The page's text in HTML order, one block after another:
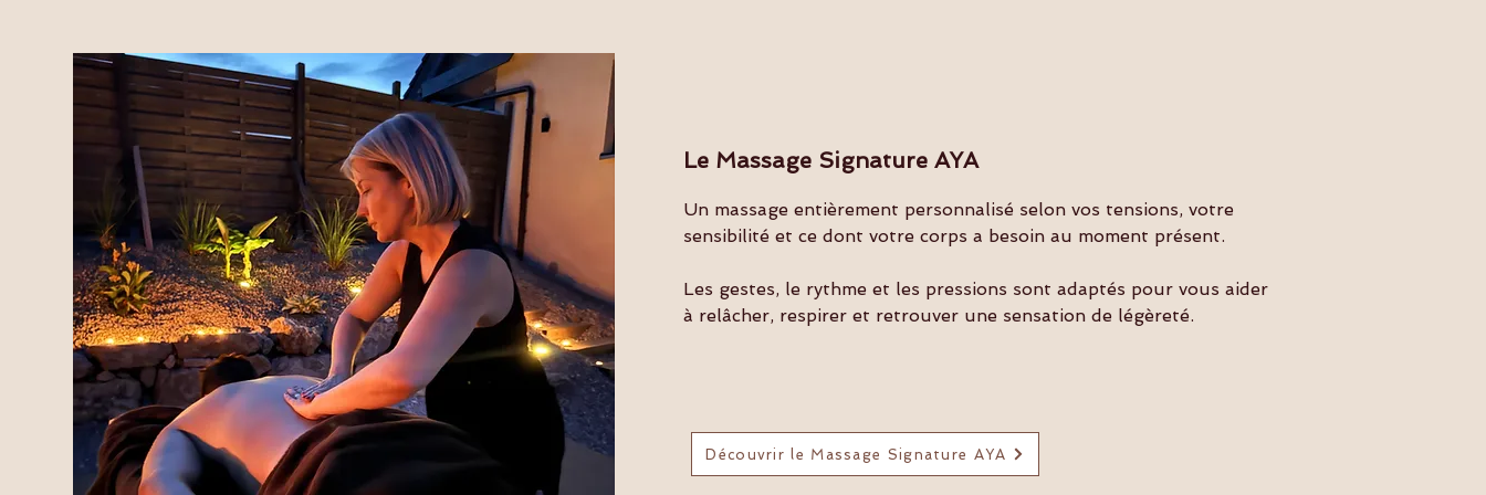
Le Massage Signature AYA​
Un massage entièrement personnalisé selon vos tensions, votre
sensibilité et ce dont votre corps a besoin au moment présent.
Les gestes, le rythme et les pressions sont adaptés pour vous aider
à relâcher, respirer et retrouver une sensation de légèreté.
Découvrir le Massage Signature AYA